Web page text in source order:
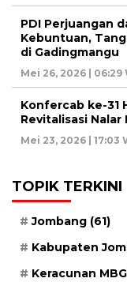
PDI Perjuangan
Kebuntuan,
di Gadingmangu
Mei 26, 2026 | 06:29
Konfercab ke-31
Revitalisasi
Mei 23, 2026 | 17:03
TOPIK TERKINI
Jombang (61)
Kabupaten
Keracunan MBG